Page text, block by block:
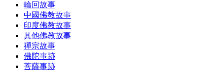
輪回故事
中國佛教故事
印度佛教故事
其他佛教故事
禪宗故事
佛陀事跡
菩薩事跡